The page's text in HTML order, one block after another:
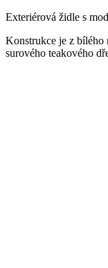
Exteriérová židle s
Konstrukce je z bílého
surového teakového